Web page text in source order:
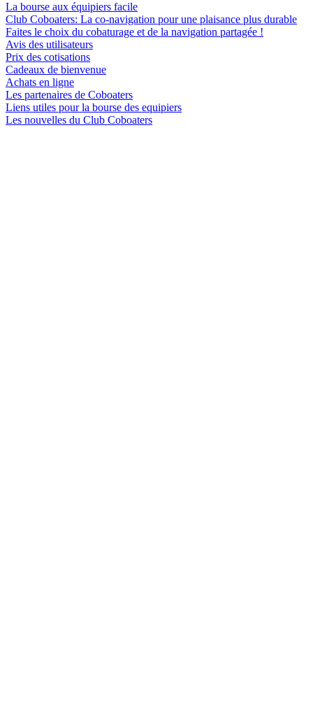
La bourse aux équipiers facile
Club Coboaters: La co-navigation pour une plaisance plus durable
Faites le choix du cobaturage et de la navigation partagée !
Avis des utilisateurs
Prix des cotisations
Cadeaux de bienvenue
Achats en ligne
Les partenaires de Coboaters
Liens utiles pour la bourse des equipiers
Les nouvelles du Club Coboaters